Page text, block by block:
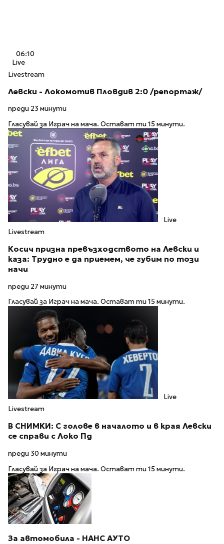
06:10
Live
Livestream
Левски - Локомотив Пловдив 2:0 /репортаж/
преди 23 минути
Гласувай за Играч на мача. Остават ти 15 минути.
Live
Livestream
Косич призна превъзходството на Левски и
каза: Трудно е да приемем, че губим по този
начи
преди 27 минути
Гласувай за Играч на мача. Остават ти 15 минути.
Live
Livestream
В СНИМКИ: С голове в началото и в края Левски
се справи с Локо Пд
преди 30 минути
Гласувай за Играч на мача. Остават ти 15 минути.
За автомобила - НАНС АУТО